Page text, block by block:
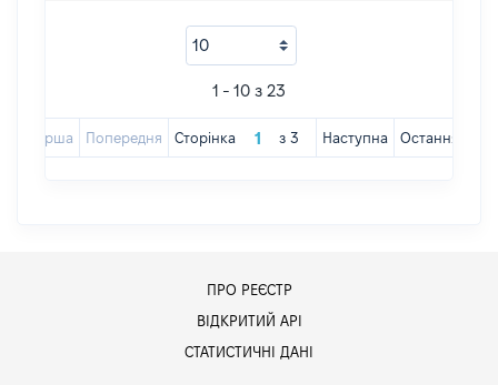
1 - 10 з 23
Перша Попередня Сторінка з 3 Наступна Остання
ПРО РЕЄСТР
ВІДКРИТИЙ АРІ
СТАТИСТИЧНІ ДАНІ